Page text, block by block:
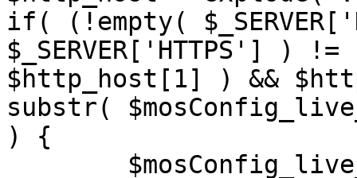
if( (!empty(
$_SERVER['HTTPS']
$http_host[1] ) &&
substr(
) {